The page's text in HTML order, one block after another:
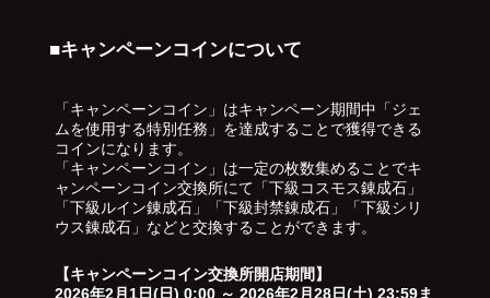
■キャンペーンコインについて
「キャンペーンコイン」はキャンペーン期間中「ジェ
ムを使用する特別任務」を達成することで獲得できる
コインになります。
「キャンペーンコイン」は一定の枚数集めることでキ
ャンペーンコイン交換所にて「下級コスモス錬成石」
「下級ルイン錬成石」「下級封禁錬成石」「下級シリ
ウス錬成石」などと交換することができます。
【キャンペーンコイン交換所開店期間】
2026年2月1日(日) 0:00 ～ 2026年2月28日(土) 23:59ま